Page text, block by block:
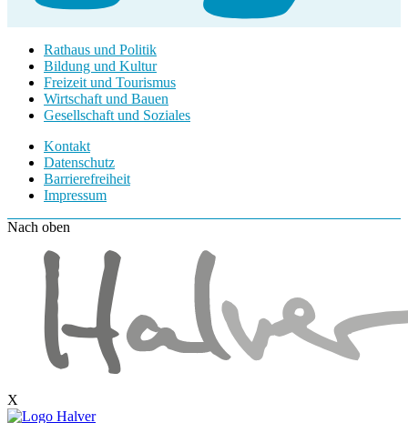
Rathaus und Politik
Bildung und Kultur
Freizeit und Tourismus
Wirtschaft und Bauen
Gesellschaft und Soziales
Kontakt
Datenschutz
Barrierefreiheit
Impressum
Nach oben
X